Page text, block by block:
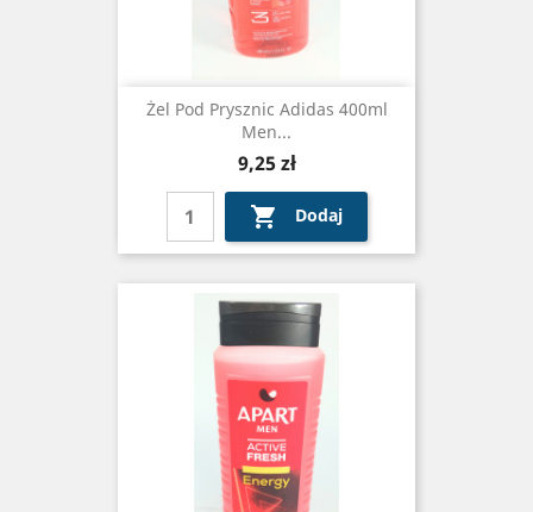
Żel Pod Prysznic Adidas 400ml
Men...
Cena
9,25 zł
 Dodaj